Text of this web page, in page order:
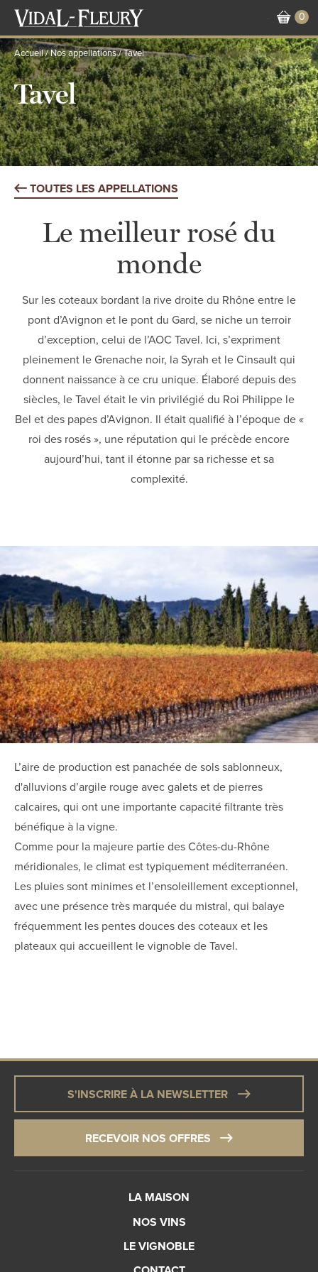
Aller
contenu
principal
0
Accueil Nos appellations Tavel
Tavel
TOUTES LES APPELLATIONS
Le meilleur rosé du
monde
Sur les coteaux bordant la rive droite du Rhône entre le
pont d’Avignon et le pont du Gard, se niche un terroir
d’exception, celui de l’AOC Tavel. Ici, s’expriment
pleinement le Grenache noir, la Syrah et le Cinsault qui
donnent naissance à ce cru unique. Élaboré depuis des
siècles, le Tavel était le vin privilégié du Roi Philippe le
Bel et des papes d’Avignon. Il était qualifié à l’époque de «
roi des rosés », une réputation qui le précède encore
aujourd’hui, tant il étonne par sa richesse et sa
complexité.
L’aire de production est panachée de sols sablonneux,
d'alluvions d’argile rouge avec galets et de pierres
calcaires, qui ont une importante capacité filtrante très
bénéfique à la vigne.
Comme pour la majeure partie des Côtes-du-Rhône
méridionales, le climat est typiquement méditerranéen.
Les pluies sont minimes et l’ensoleillement exceptionnel,
avec une présence très marquée du mistral, qui balaye
fréquemment les pentes douces des coteaux et les
plateaux qui accueillent le vignoble de Tavel.
S'INSCRIRE À LA NEWSLETTER
RECEVOIR NOS OFFRES
LA MAISON
NOS VINS
LE VIGNOBLE